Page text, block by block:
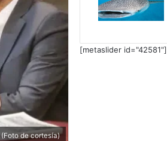
de cortesía)
[metaslider id="42581"]